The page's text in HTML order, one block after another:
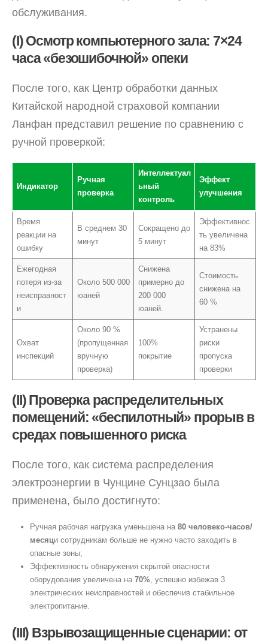
обслуживания.
(I) Осмотр компьютерного зала: 7×24
часа «безошибочной» опеки
После того, как Центр обработки данных
Китайской народной страховой компании
Ланфан представил решение по сравнению с
ручной проверкой:
Индикатор
Ручная
проверка
Интеллектуал
ьный
контроль
Эффект
улучшения
Время
реакции на
ошибку
В среднем 30
минут
Сокращено до
5 минут
Эффективнос
ть увеличена
на 83%
Ежегодная
потеря из-за
неисправност
и
Около 500 000
юаней
Снижена
примерно до
200 000
юаней.
Стоимость
снижена на
60 %
Охват
инспекций
Около 90 %
(пропущенная
вручную
проверка)
100%
покрытие
Устранены
риски
пропуска
проверки
(II) Проверка распределительных
помещений: «беспилотный» прорыв в
средах повышенного риска
После того, как система распределения
электроэнергии в Чунцине Сунцзао была
применена, было достигнуто:
Ручная рабочая нагрузка уменьшена на 80 человеко-часов/
месяци сотрудникам больше не нужно часто заходить в
опасные зоны;
Эффективность обнаружения скрытой опасности
оборудования увеличена на 70%, успешно избежав 3
электрических неисправностей и обеспечив стабильное
электропитание.
(III) Взрывозащищенные сценарии: от